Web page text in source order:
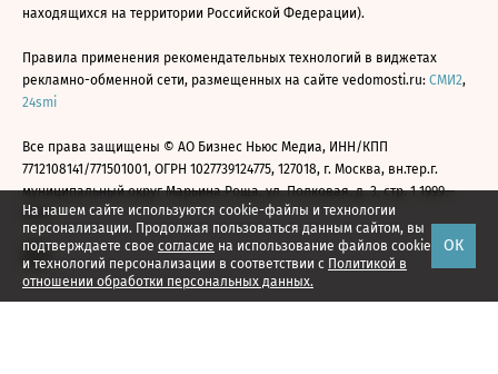
На нашем сайте используются cookie-файлы и технологии
персонализации. Продолжая пользоваться данным сайтом, вы
подтверждаете свое согласие на использование файлов cookie
и технологий персонализации в соответствии с Политикой в
отношении обработки персональных данных.
ОК
находящихся на территории Российской Федерации).
Правила применения рекомендательных технологий в виджетах
рекламно-обменной сети, размещенных на сайте vedomosti.ru: СМИ2,
24smi
Все права защищены © АО Бизнес Ньюс Медиа, ИНН/КПП
7712108141/771501001, ОГРН 1027739124775, 127018, г. Москва, вн.тер.г.
муниципальный округ Марьина Роща, ул. Полковая, д. 3, стр. 1 1999—
2026